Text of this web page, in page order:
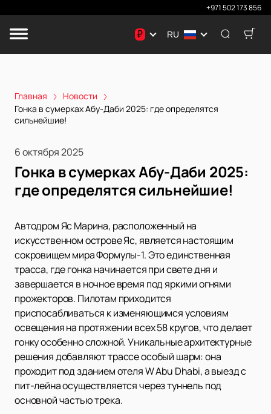
+971 502 173 856
₽ RU
Главная
Новости
Гонка в сумерках Абу-Даби 2025: где определятся
сильнейшие!
6 октября 2025
Гонка в сумерках Абу-Даби 2025:
где определятся сильнейшие!
Автодром Яс Марина, расположенный на
искусственном острове Яс, является настоящим
сокровищем мира Формулы-1. Это единственная
трасса, где гонка начинается при свете дня и
завершается в ночное время под яркими огнями
прожекторов. Пилотам приходится
приспосабливаться к изменяющимся условиям
освещения на протяжении всех 58 кругов, что делает
гонку особенно сложной. Уникальные архитектурные
решения добавляют трассе особый шарм: она
проходит под зданием отеля W Abu Dhabi, а выезд с
пит-лейна осуществляется через туннель под
основной частью трека.